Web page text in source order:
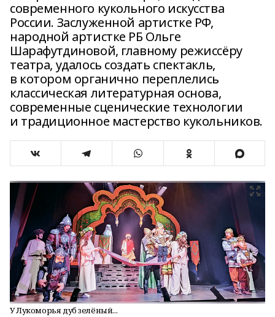
современного кукольного искусства
России. Заслуженной артистке РФ,
народной артистке РБ Ольге
Шарафутдиновой, главному режиссёру
театра, удалось создать спектакль,
в котором органично переплелись
классическая литературная основа,
современные сценические технологии
и традиционное мастерство кукольников.
У Лукоморья дуб зелёный...